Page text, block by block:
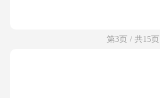
第3页 / 共15页